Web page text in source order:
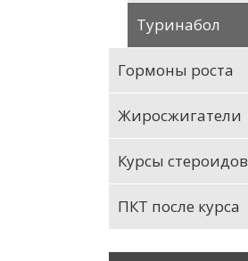
Туринабол
Гормоны роста
Жиросжигатели
Курсы стероидов
ПКТ после курса